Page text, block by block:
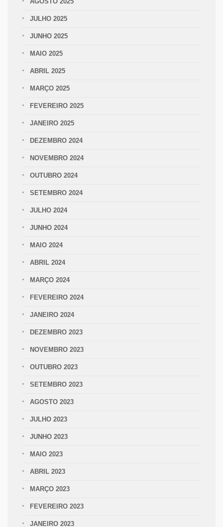
JULHO 2025
JUNHO 2025
MAIO 2025
ABRIL 2025
MARÇO 2025
FEVEREIRO 2025
JANEIRO 2025
DEZEMBRO 2024
NOVEMBRO 2024
OUTUBRO 2024
SETEMBRO 2024
JULHO 2024
JUNHO 2024
MAIO 2024
ABRIL 2024
MARÇO 2024
FEVEREIRO 2024
JANEIRO 2024
DEZEMBRO 2023
NOVEMBRO 2023
OUTUBRO 2023
SETEMBRO 2023
AGOSTO 2023
JULHO 2023
JUNHO 2023
MAIO 2023
ABRIL 2023
MARÇO 2023
FEVEREIRO 2023
JANEIRO 2023